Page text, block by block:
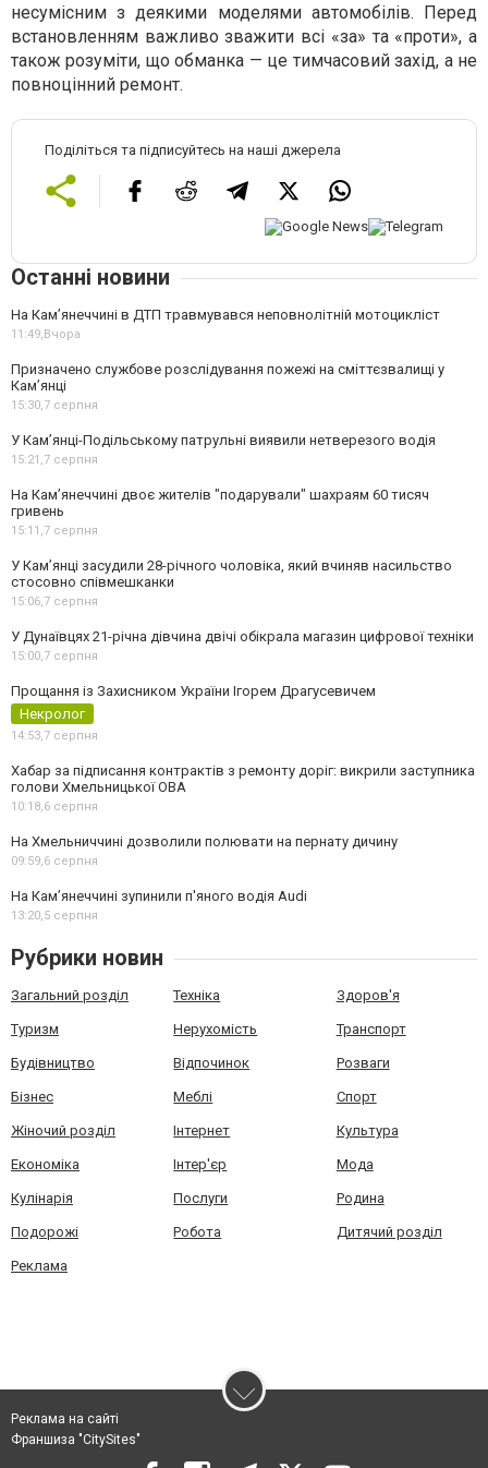
несумісним з деякими моделями автомобілів. Перед
встановленням важливо зважити всі «за» та «проти», а
також розуміти, що обманка — це тимчасовий захід, а не
повноцінний ремонт.
Поділіться та підписуйтесь на наші джерела
Останні новини
На Кам’янеччині в ДТП травмувався неповнолітній мотоцикліст
11:49, Вчора
Призначено службове розслідування пожежі на сміттєзвалищі у
Кам’янці
15:30,7 серпня
У Кам’янці-Подільському патрульні виявили нетверезого водія
15:21,7 серпня
На Камʼянеччині двоє жителів "подарували" шахраям 60 тисяч
гривень
15:11,7 серпня
У Камʼянці засудили 28-річного чоловіка, який вчиняв насильство
стосовно співмешканки
15:06,7 серпня
У Дунаївцях 21-річна дівчина двічі обікрала магазин цифрової техніки
15:00,7 серпня
Прощання із Захисником України Ігорем Драгусевичем
Некролог
14:53,7 серпня
Хабар за підписання контрактів з ремонту доріг: викрили заступника
голови Хмельницької ОВА
10:18,6 серпня
На Хмельниччині дозволили полювати на пернату дичину
09:59,6 серпня
На Камʼянеччині зупинили п'яного водія Audi
13:20,5 серпня
Рубрики новин
Загальний розділ Техніка Здоров'я
Туризм Нерухомість Транспорт
Будівництво Відпочинок Розваги
Бізнес Меблі Спорт
Жіночий розділ Інтернет Культура
Економіка Інтер'єр Мода
Кулінарія Послуги Родина
Подорожі Робота Дитячий розділ
Реклама
Реклама на сайті
Франшиза "CitySites"